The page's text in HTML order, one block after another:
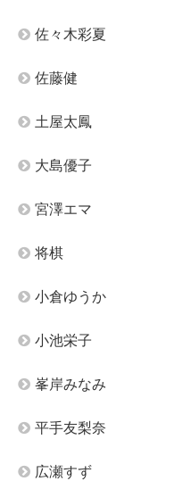
佐々木彩夏
佐藤健
土屋太鳳
大島優子
宮澤エマ
将棋
小倉ゆうか
小池栄子
峯岸みなみ
平手友梨奈
広瀬すず